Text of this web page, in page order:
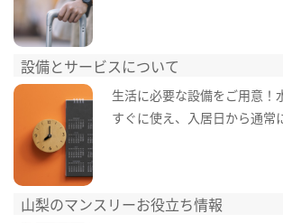
設備とサービスについて
生活に必要な設備をご用意！
すぐに使え、入居日から通常
山梨のマンスリーお役立ち情報